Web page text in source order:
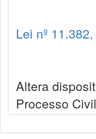
Lei nº
Altera
Processo